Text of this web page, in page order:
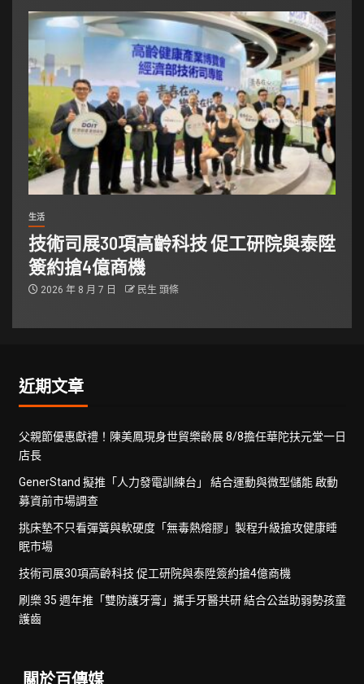
生活
技術司展30項高齡科技 促工研院與泰陞
簽約搶4億商機
2026 年 8 月 7 日 民生 頭條
近期文章
父親節優惠獻禮！陳美鳳現身世貿樂齡展 8/8擔任華陀扶元堂一日
店長
GenerStand 擬推「人力發電訓練台」 結合運動與微型儲能 啟動
募資前市場調查
挑床墊不只看彈簧與軟硬度「無毒熱熔膠」製程升級搶攻健康睡
眠市場
技術司展30項高齡科技 促工研院與泰陞簽約搶4億商機
刷樂 35 週年推「雙防護牙膏」攜手牙醫共研 結合公益助弱勢孩童
護齒
關於百傳媒